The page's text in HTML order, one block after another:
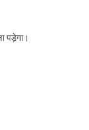
पड़ेगा।